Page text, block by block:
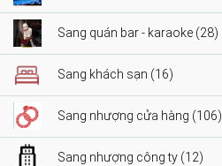
Sang quán bar - karaoke (28)
Sang khách sạn (16)
Sang nhượng cửa hàng (106)
Sang nhượng công ty (12)